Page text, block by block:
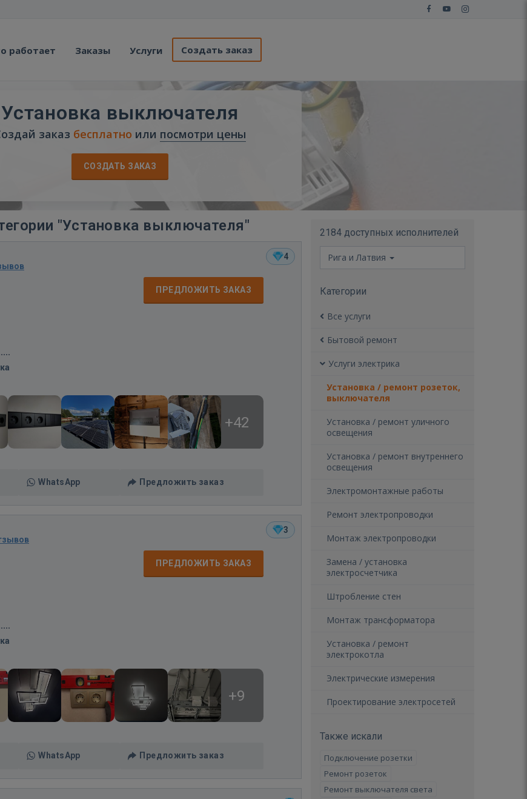
работает Заказы Услуги Создать заказ
Установка выключателя
заказ бесплатно или посмотри цены
СОЗДАТЬ ЗАКАЗ
"Установка выключателя"
4
ПРЕДЛОЖИТЬ ЗАКАЗ
+42
WhatsApp Предложить заказ
3
ПРЕДЛОЖИТЬ ЗАКАЗ
+9
WhatsApp Предложить заказ
2184 доступных исполнителей
Рига и Латвия
Категории
Все услуги
Бытовой ремонт
Услуги электрика
Установка / ремонт розеток,
выключателя
Установка / ремонт уличного
освещения
Установка / ремонт внутреннего
освещения
Электромонтажные работы
Ремонт электропроводки
Монтаж электропроводки
Замена / установка
электросчетчика
Штробление стен
Монтаж трансформатора
Установка / ремонт
электрокотла
Электрические измерения
Проектирование электросетей
Также искали
Подключение розетки
Ремонт розеток
Ремонт выключателя света